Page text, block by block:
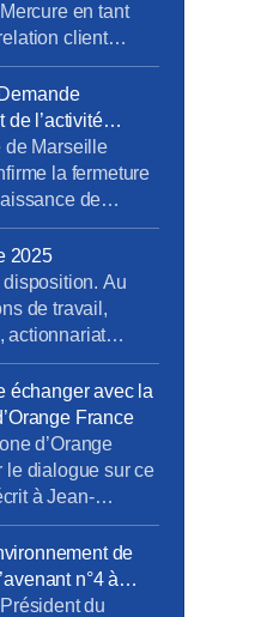
en tant
client
Pro-PME et
(DSI)
élaborer un
à prendre
de […]
de l’activité
Mauront
de Marseille
la fermeture
de
des salariés,
essentielle
: une décision
des activités
le […]
2025
disposition. Au
de travail,
actionnariat
satellitaires. Pour
novembre Pour
Vous
publication
mais […]
échanger avec la
France
d’Orange
le dialogue sur ce
à Jean-
Orange
d’une
Olympiques de
vous avez
de
n°4 à
au sein de
du